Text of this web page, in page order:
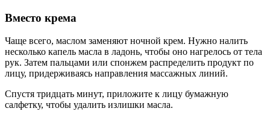
Вместо крема
Чаще всего, маслом заменяют ночной крем. Нужно налить
несколько капель масла в ладонь, чтобы оно нагрелось от тела
рук. Затем пальцами или спонжем распределить продукт по
лицу, придерживаясь направления массажных линий.
Спустя тридцать минут, приложите к лицу бумажную
салфетку, чтобы удалить излишки масла.